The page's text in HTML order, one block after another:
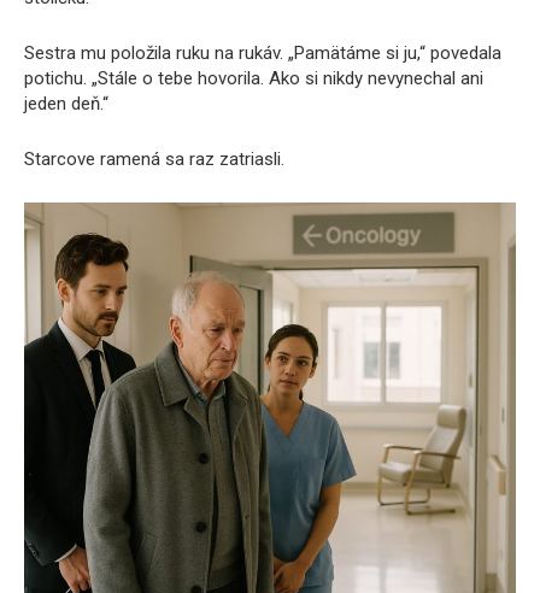
Sestra mu položila ruku na rukáv. „Pamätáme si ju,“ povedala
potichu. „Stále o tebe hovorila. Ako si nikdy nevynechal ani
jeden deň.“
Starcove ramená sa raz zatriasli.